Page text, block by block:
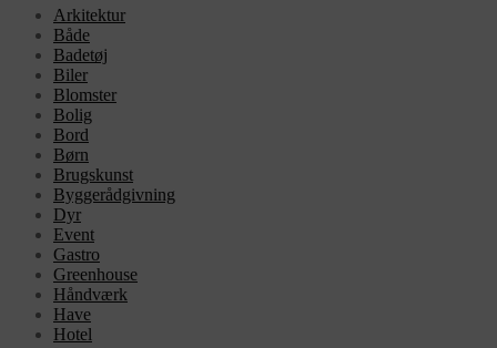
Arkitektur
Både
Badetøj
Biler
Blomster
Bolig
Bord
Børn
Brugskunst
Byggerådgivning
Dyr
Event
Gastro
Greenhouse
Håndværk
Have
Hotel